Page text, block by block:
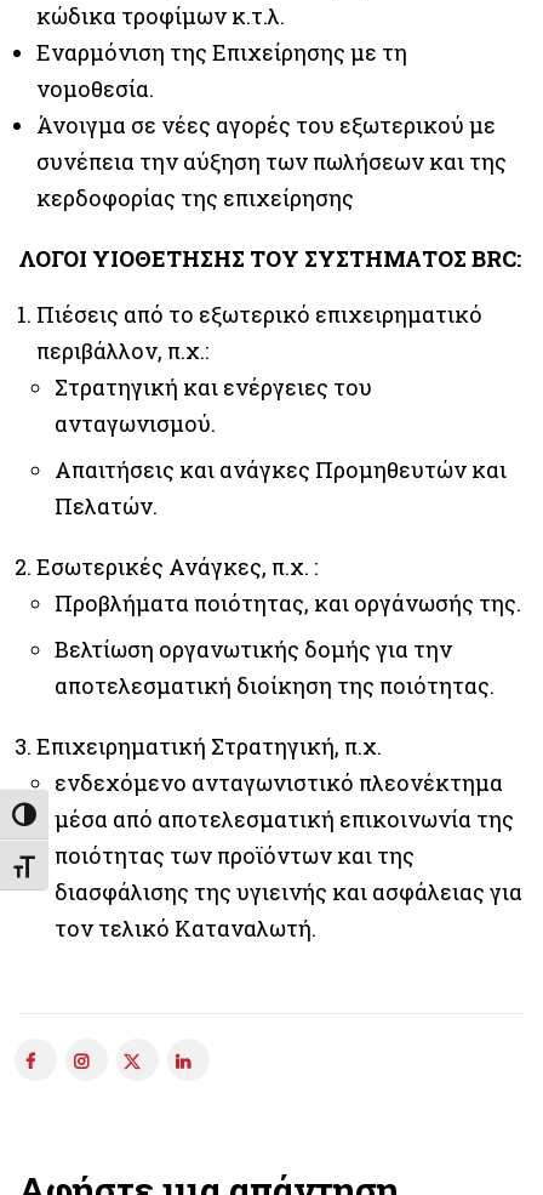
Εναλλαγή Υψηλής Αντίθεσης
Εναλλαγή Μεγέθους Γραμμάτων
κώδικα τροφίμων κ.τ.λ.
Εναρμόνιση της Επιχείρησης με τη
νομοθεσία.
Άνοιγμα σε νέες αγορές του εξωτερικού με
συνέπεια την αύξηση των πωλήσεων και της
κερδοφορίας της επιχείρησης
ΛΟΓΟΙ ΥΙΟΘΕΤΗΣΗΣ ΤΟΥ ΣΥΣΤΗΜΑΤΟΣ BRC:
Πιέσεις από το εξωτερικό επιχειρηματικό
περιβάλλον, π.χ.:
Στρατηγική και ενέργειες του
ανταγωνισμού.
Απαιτήσεις και ανάγκες Προμηθευτών και
Πελατών.
Εσωτερικές Ανάγκες, π.χ. :
Προβλήματα ποιότητας, και οργάνωσής της.
Βελτίωση οργανωτικής δομής για την
αποτελεσματική διοίκηση της ποιότητας.
Επιχειρηματική Στρατηγική, π.χ.
ενδεχόμενο ανταγωνιστικό πλεονέκτημα
μέσα από αποτελεσματική επικοινωνία της
ποιότητας των προϊόντων και της
διασφάλισης της υγιεινής και ασφάλειας για
τον τελικό Καταναλωτή.